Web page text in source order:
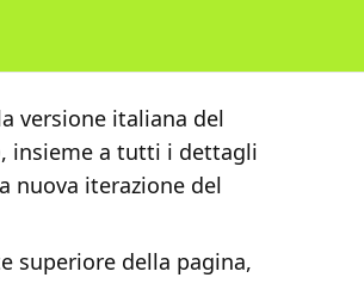
versione italiana del
, insieme a tutti i dettagli
nuova iterazione del
superiore della pagina,